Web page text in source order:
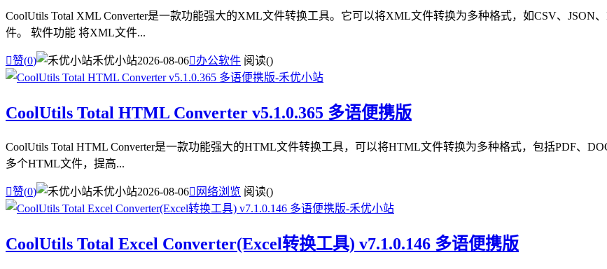
CoolUtils Total XML Converter是一款功能强大的XML文件转换工具。它可以将XML文件转换为多种格式，如CSV、
件。 软件功能 将XML文件...
赞(0) 禾优小站2026-08-06办公软件 阅读()
CoolUtils Total HTML Converter v5.1.0.365 多语便携版
CoolUtils Total HTML Converter是一款功能强大的HTML文件转换工具，可以将HTML文件转换为多种格式，包括PDF、
多个HTML文件，提高...
赞(0) 禾优小站2026-08-06 网络浏览 阅读()
CoolUtils Total Excel Converter(Excel转换工具) v7.1.0.146 多语便携版